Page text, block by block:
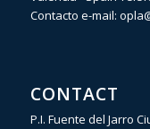
Contacto e-mail:
CONTACT
P.I. Fuente del Jarro